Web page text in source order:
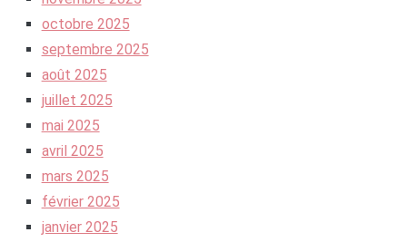
octobre 2025
septembre 2025
août 2025
juillet 2025
mai 2025
avril 2025
mars 2025
février 2025
janvier 2025